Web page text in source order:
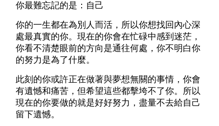
你最難忘記的是：自己
你的一生都在為別人而活，所以你想找回內心深
處最真實的你。現在的你會在忙碌中感到迷茫，
你看不清楚眼前的方向是通往何處，你不明白你
的努力是為了什麼。
此刻的你或許正在做著與夢想無關的事情，你會
有遺憾和痛苦，但希望這些都擊垮不了你。所以
現在的你要做的就是好好努力，盡量不去給自己
留下遺憾。